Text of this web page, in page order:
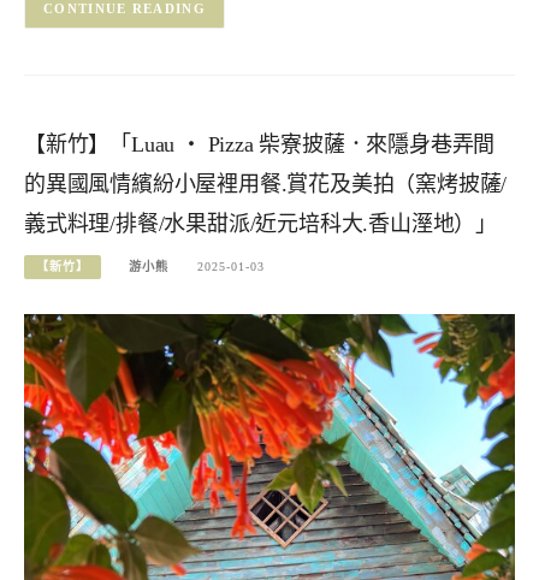
CONTINUE READING
【新竹】「Luau ・ Pizza 柴寮披薩．來隱身巷弄間
的異國風情繽紛小屋裡用餐.賞花及美拍（窯烤披薩/
義式料理/排餐/水果甜派/近元培科大.香山溼地）」
【新竹】 游小熊 2025-01-03